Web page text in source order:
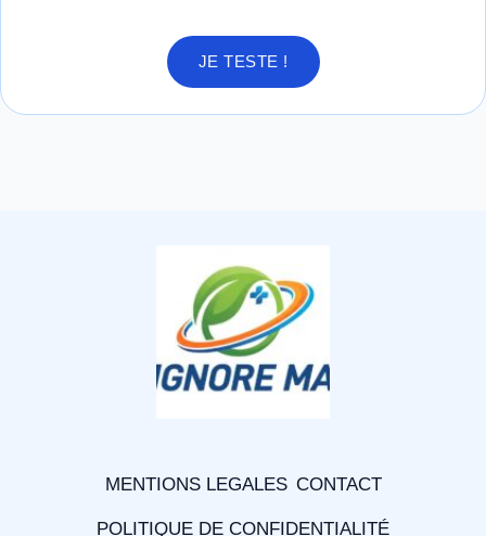
JE TESTE !
MENTIONS LEGALES CONTACT
POLITIQUE DE CONFIDENTIALITÉ